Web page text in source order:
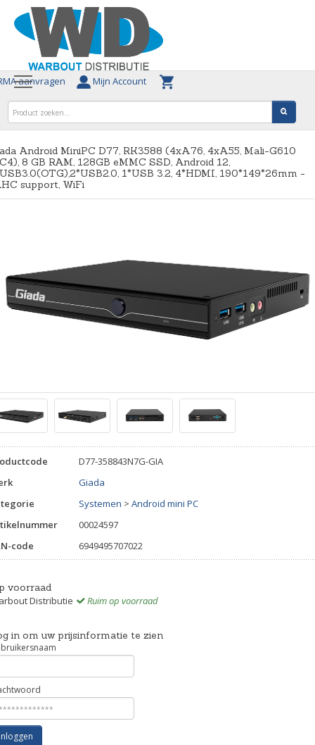
aanvragen Mijn Account
Android MiniPC D77, RK3588 (4xA76, 4xA55, Mali-G610
8 GB RAM, 128GB eMMC SSD, Android 12,
1*USB 3.2, 4*HDMI, 190*149*26mm -
support, WiFi
D77-358843N7G-GIA
Giada
Systemen > Android mini PC
00024597
code
6949495707022
voorraad
Distributie
Ruim op voorraad
in om uw prijsinformatie te zien